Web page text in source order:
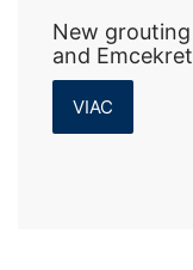
New
and
VIAC